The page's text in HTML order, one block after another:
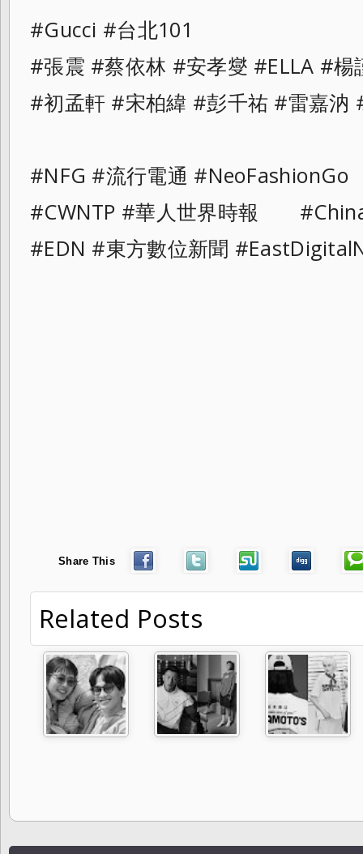
#Gucci #台北101
#張震 #蔡依林 #安孝燮 #ELLA #楊
#初孟軒 #宋柏緯 #彭千祐 #雷嘉汭
#NFG #流行電通 #NeoFashionGo
#CWNTP #華人世界時報
#EDN #東方數位新聞
Share This
Related Posts